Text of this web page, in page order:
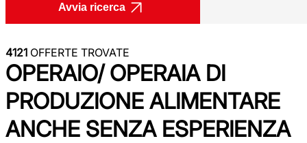
Avvia ricerca
4121 OFFERTE TROVATE
OPERAIO/ OPERAIA DI
PRODUZIONE ALIMENTARE
ANCHE SENZA ESPERIENZA